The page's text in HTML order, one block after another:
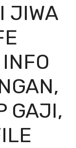
JIWA
GAJI,